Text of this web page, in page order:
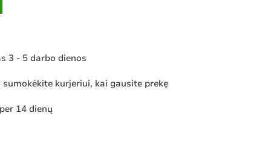
3 - 5 darbo dienos
kurjeriui, kai gausite prekę
14 dienų